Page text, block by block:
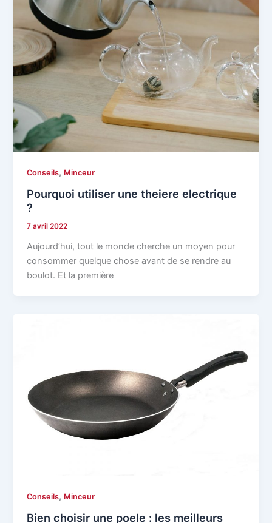
Conseils, Minceur
Pourquoi utiliser une theiere electrique
?
7 avril 2022
Aujourd’hui, tout le monde cherche un moyen pour
consommer quelque chose avant de se rendre au
boulot. Et la première
Conseils, Minceur
Bien choisir une poele : les meilleurs